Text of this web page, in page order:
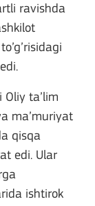
ravishda
ta’lim
ma’muriyat
qisqa
edi. Ular
ishtirok